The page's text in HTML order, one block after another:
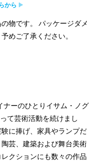
から
物です。 パッケージダメ
めご了承ください。
ーのひとりイサム・ノグ
て芸術活動を続けまし
に捧げ、家具やランプだ
芸、建築および舞台美術
クションにも数々の作品